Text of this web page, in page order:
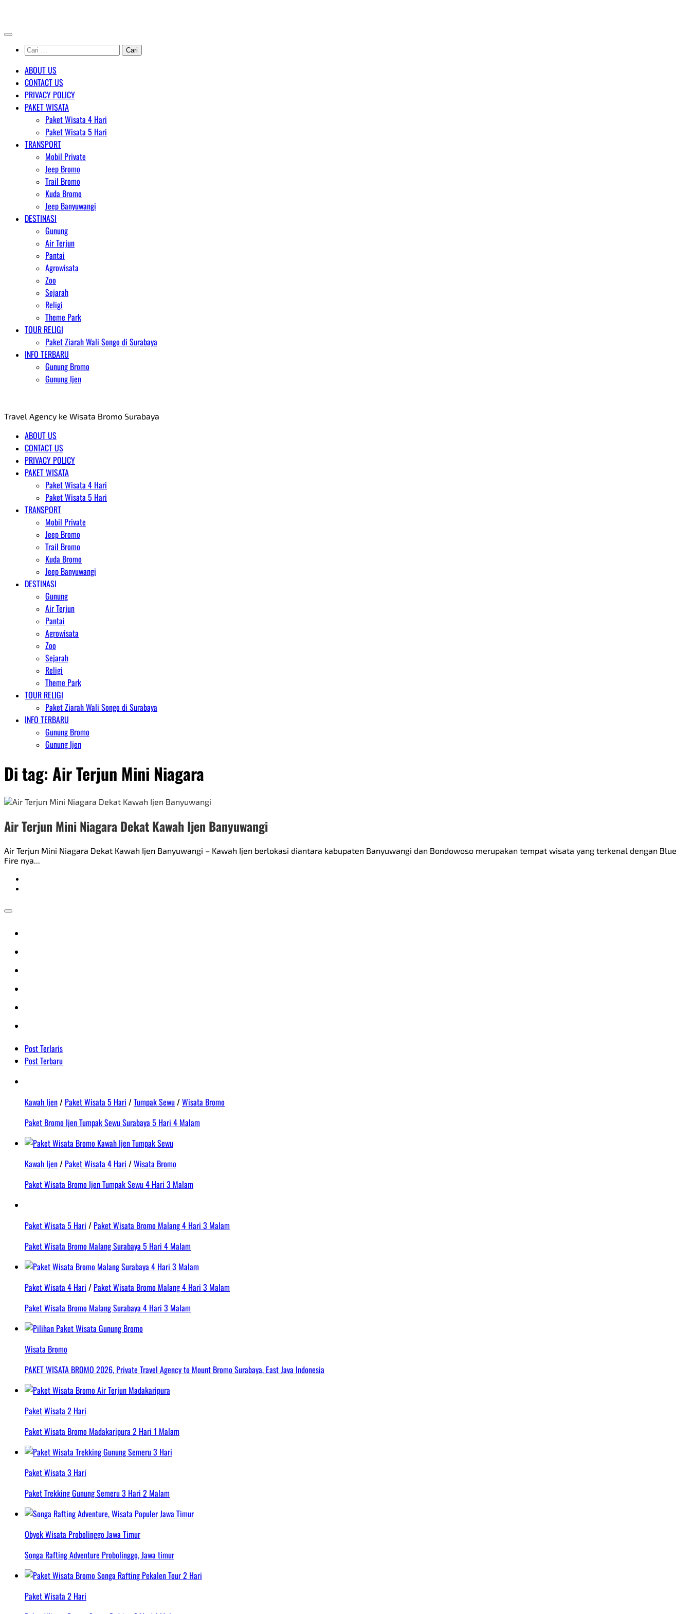
content
Cari
untuk:
ABOUT US
CONTACT US
PRIVACY POLICY
PAKET WISATA
Paket Wisata 4 Hari
Paket Wisata 5 Hari
TRANSPORT
Mobil Private
Jeep Bromo
Trail Bromo
Kuda Bromo
Jeep Banyuwangi
DESTINASI
Gunung
Air Terjun
Pantai
Agrowisata
Zoo
Sejarah
Religi
Theme Park
TOUR RELIGI
Paket Ziarah Wali Songo di Surabaya
INFO TERBARU
Gunung Bromo
Gunung Ijen
Travel Agency ke Wisata Bromo Surabaya
ABOUT US
CONTACT US
PRIVACY POLICY
PAKET WISATA
Paket Wisata 4 Hari
Paket Wisata 5 Hari
TRANSPORT
Mobil Private
Jeep Bromo
Trail Bromo
Kuda Bromo
Jeep Banyuwangi
DESTINASI
Gunung
Air Terjun
Pantai
Agrowisata
Zoo
Sejarah
Religi
Theme Park
TOUR RELIGI
Paket Ziarah Wali Songo di Surabaya
INFO TERBARU
Gunung Bromo
Gunung Ijen
Di tag: Air Terjun Mini Niagara
Air Terjun Mini Niagara Dekat Kawah Ijen Banyuwangi
Air Terjun Mini Niagara Dekat Kawah Ijen Banyuwangi – Kawah Ijen berlokasi diantara kabupaten Banyuwangi dan Bondowoso merupakan tempat wisata yang terkenal dengan Blue
Fire nya...
Post Terlaris
Post Terbaru
Kawah Ijen/ Paket Wisata 5 Hari /Tumpak Sewu/Wisata Bromo
Paket Bromo Ijen Tumpak Sewu Surabaya 5 Hari 4 Malam
Kawah Ijen/ Paket Wisata 4 Hari /Wisata Bromo
Paket Wisata Bromo Ijen Tumpak Sewu 4 Hari 3 Malam
Paket Wisata 5 Hari / Paket Wisata Bromo Malang 4 Hari 3 Malam
Paket Wisata Bromo Malang Surabaya 5 Hari 4 Malam
Paket Wisata 4 Hari / Paket Wisata Bromo Malang 4 Hari 3 Malam
Paket Wisata Bromo Malang Surabaya 4 Hari 3 Malam
Wisata Bromo
PAKET WISATA BROMO 2026, Private Travel Agency to Mount Bromo Surabaya, East Java Indonesia
Paket Wisata 2 Hari
Paket Wisata Bromo Madakaripura 2 Hari 1 Malam
Paket Wisata 3 Hari
Paket Trekking Gunung Semeru 3 Hari 2 Malam
Obyek Wisata Probolinggo Jawa Timur
Songa Rafting Adventure Probolinggo, Jawa timur
Paket Wisata 2 Hari